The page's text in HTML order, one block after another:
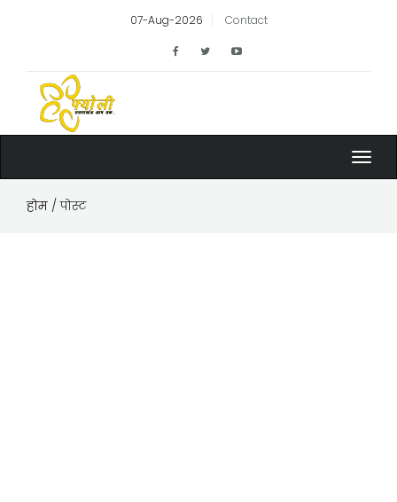
07-Aug-2026 Contact
होम / पोस्ट